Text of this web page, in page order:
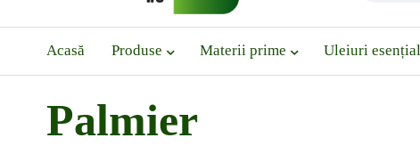
Acasă Produse Materii prime Uleiuri
Palmier